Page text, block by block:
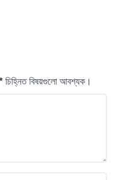
চিহ্নিত বিষয়গুলো আবশ্যক।